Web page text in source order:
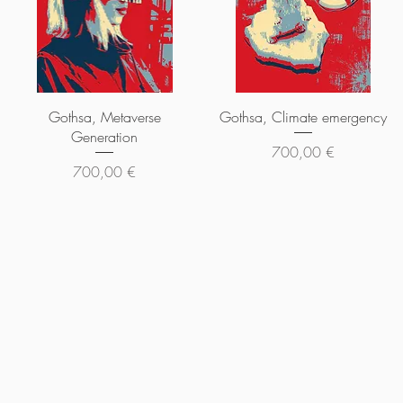
Aperçu rapide
Gothsa, Metaverse
Generation
Prix
700,00 €
Aperçu rapide
Gothsa, Climate emergency
Prix
700,00 €